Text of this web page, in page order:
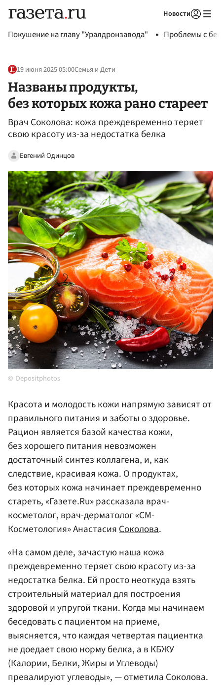
Новости
Покушение на главу "Уралдронзавода" Проблемы с
19 июня 2025 05:00Семья и Дети
Названы продукты,
без которых кожа рано стареет
Врач Соколова: кожа преждевременно теряет
свою красоту из-за недостатка белка
Евгений Одинцов
Depositphotos
Красота и молодость кожи напрямую зависят от
правильного питания и заботы о здоровье.
Рацион является базой качества кожи,
без хорошего питания невозможен
достаточный синтез коллагена, и, как
следствие, красивая кожа. О продуктах,
без которых кожа начинает преждевременно
стареть, «Газете.Ru» рассказала врач-
косметолог, врач-дерматолог «СМ-
Косметология» АнастасияСоколова.
«На самом деле, зачастую наша кожа
преждевременно теряет свою красоту из-за
недостатка белка. Ей просто неоткуда взять
строительный материал для построения
здоровой и упругой ткани. Когда мы начинаем
беседовать с пациентом на приеме,
выясняется, что каждая четвертая пациентка
не доедает свою норму белка, а в КБЖУ
(Калории, Белки, Жиры и Углеводы)
превалируют углеводы», — отметила Соколова.